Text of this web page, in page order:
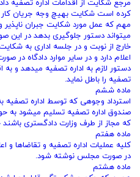
مرجع شکایت از اقدامات اداره تصفیه
کرده است شکایت بهیچ وجه جریان کار
مهم که عمل مورد شکایت جبران‌ ناپذیر
میتواند دستور جلوگیری بدهد در این
خارج از نوبت و در جلسه اداری به
اعلام دارد و در سایر موارد دادگاه
دستور لازم به اداره تصفیه میدهد و
تصفیه را باطل نماید.
ماده ششم
استرداد وجوهی که توسط اداره تصفیه
صندوق اداره تصفیه تسلیم میشود به
که مجاز از طرف وزارت دادگستری باشند
ماده هفتم
کلیه عملیات اداره تصفیه و تقاضاها و
در صورت مجلس نوشته شود.
ماده هشتم